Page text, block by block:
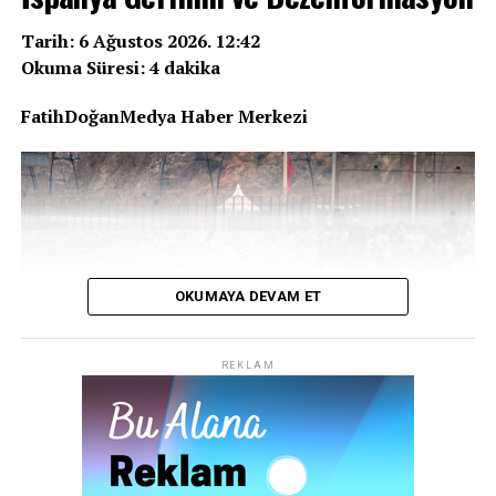
uygun işlenip işlenmediğini ve kampanyada belirtilen
amaçlar doğrultusunda kullanılıp kullanılmadığını
araştıracak.
Tarih: 6 Ağustos 2026. 12:42
Okuma Süresi: 4 dakika
FatihDoğanMedya Haber Merkezi
Dünya, geçtiğimiz günlerde İspanya’nın Kuzey
Afrika’daki toprağı Ceuta’ya on binlerce göçmenin akın
OKUMAYA DEVAM ET
REKLAM